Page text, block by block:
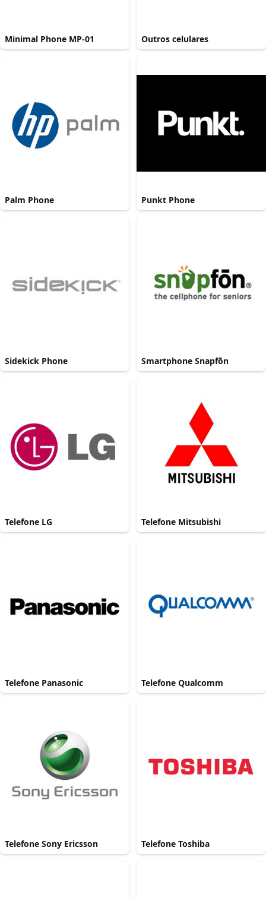
Minimal Phone MP-01 Outros celulares
Palm Phone Punkt Phone
Sidekick Phone Smartphone Snapfōn
Telefone LG Telefone Mitsubishi
Telefone Panasonic Telefone Qualcomm
Telefone Sony Ericsson Telefone Toshiba